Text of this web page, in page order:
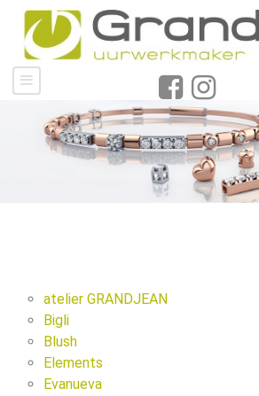
atelier GRANDJEAN
Bigli
Blush
Elements
Evanueva